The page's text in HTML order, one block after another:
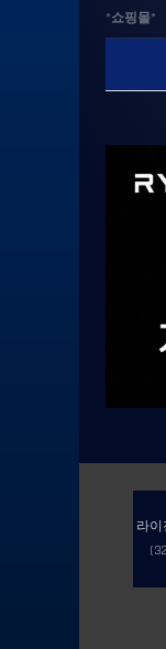
*쇼핑몰*
라이